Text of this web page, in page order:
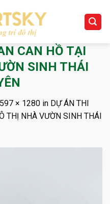
CAN HỒ TẠI
SINH THÁI
597 × 1280 in DỰ ÁN THI
THỊ NHÀ VƯỜN SINH THÁI